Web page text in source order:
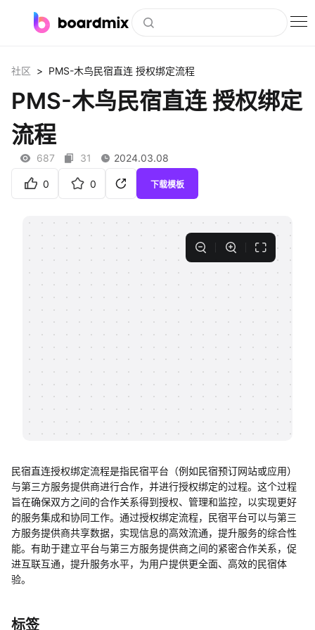
社区资源
会员
企业服务
知识分享社区
社区 > PMS-木鸟民宿直连 授权绑定流程
PMS-木鸟民宿直连 授权绑定
流程
687 31 2024.03.08
0 0 下载模板
民宿直连授权绑定流程是指民宿平台（例如民宿预订网站或应用）
与第三方服务提供商进行合作，并进行授权绑定的过程。这个过程
旨在确保双方之间的合作关系得到授权、管理和监控，以实现更好
的服务集成和协同工作。通过授权绑定流程，民宿平台可以与第三
方服务提供商共享数据，实现信息的高效流通，提升服务的综合性
能。有助于建立平台与第三方服务提供商之间的紧密合作关系，促
进互联互通，提升服务水平，为用户提供更全面、高效的民宿体
验。
标签